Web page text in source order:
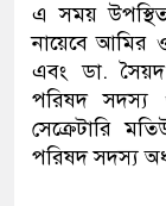
এ সময় উপস্থিত
নায়েবে আমির
এবং ডা. সৈয়দ
পরিষদ সদস্য
সেক্রেটারি
পরিষদ সদস্য